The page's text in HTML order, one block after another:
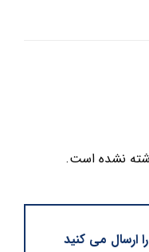
نشده است.
می کنید